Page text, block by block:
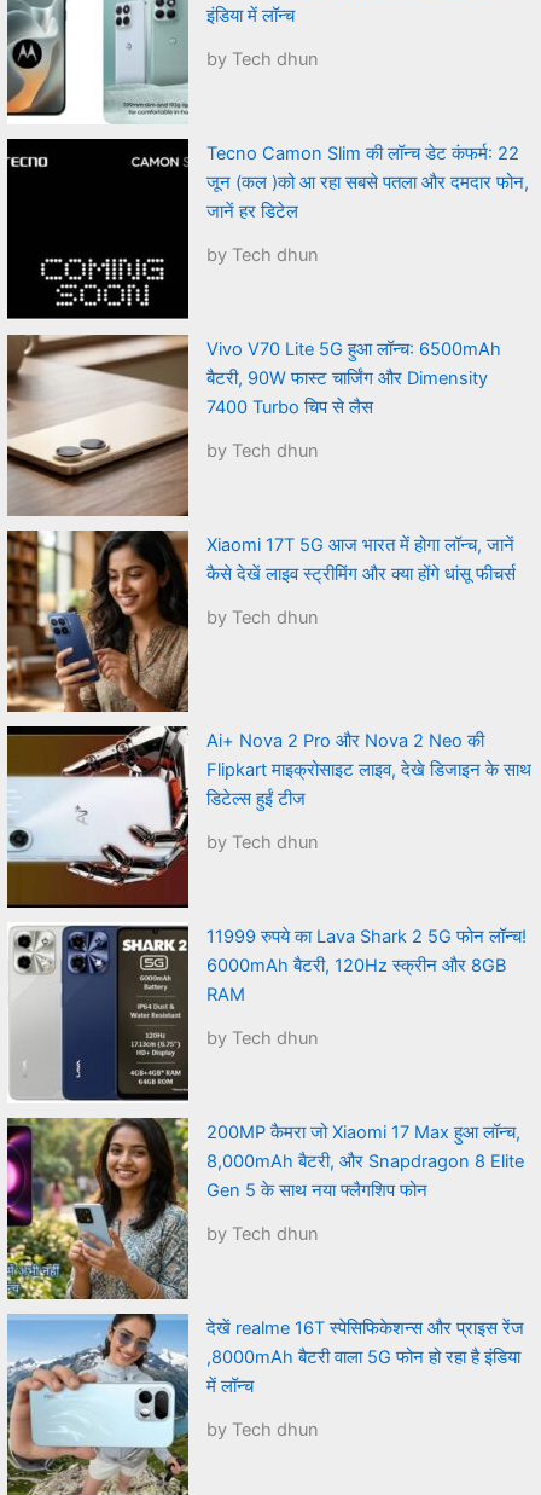
इंडिया में लॉन्च
by Tech dhun
Tecno Camon Slim की लॉन्च डेट कंफर्म: 22
जून (कल )को आ रहा सबसे पतला और दमदार फोन,
जानें हर डिटेल
by Tech dhun
Vivo V70 Lite 5G हुआ लॉन्च: 6500mAh
बैटरी, 90W फास्ट चार्जिंग और Dimensity
7400 Turbo चिप से लैस
by Tech dhun
Xiaomi 17T 5G आज भारत में होगा लॉन्च, जानें
कैसे देखें लाइव स्ट्रीमिंग और क्या होंगे धांसू फीचर्स
by Tech dhun
Ai+ Nova 2 Pro और Nova 2 Neo की
Flipkart माइक्रोसाइट लाइव, देखे डिजाइन के साथ
डिटेल्स हुईं टीज
by Tech dhun
11999 रुपये का Lava Shark 2 5G फोन लॉन्च!
6000mAh बैटरी, 120Hz स्क्रीन और 8GB
RAM
by Tech dhun
200MP कैमरा जो Xiaomi 17 Max हुआ लॉन्च,
8,000mAh बैटरी, और Snapdragon 8 Elite
Gen 5 के साथ नया फ्लैगशिप फोन
by Tech dhun
देखें realme 16T स्पेसिफिकेशन्स और प्राइस रेंज
,8000mAh बैटरी वाला 5G फोन हो रहा है इंडिया
में लॉन्च
by Tech dhun